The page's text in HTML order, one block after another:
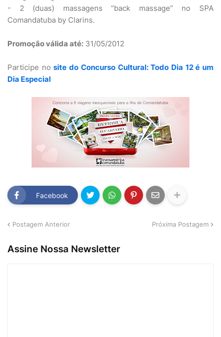
- 2 (duas) massagens “back massage” no SPA
Comandatuba by Clarins.
Promoção válida até: 31/05/2012
Participe nosite do Concurso Cultural: Todo Dia 12 é um
Dia Especial
Facebook
Postagem Anterior Próxima Postagem
Assine Nossa Newsletter